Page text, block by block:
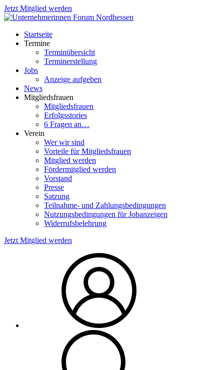
Jetzt Mitglied werden
Startseite
Termine
Terminübersicht
Terminerstellung
Jobs
Anzeige aufgeben
News
Mitgliedsfrauen
Mitgliedsfrauen
Erfolgsstories
6 Fragen an…
Verein
Wer wir sind
Vorteile für Mitgliedsfrauen
Mitglied werden
Fördermitglied werden
Vorstand
Presse
Satzung
Teilnahme- und Zahlungsbedingungen
Nutzungsbedingungen für Jobanzeigen
Widerrufsbelehrung
Jetzt Mitglied werden